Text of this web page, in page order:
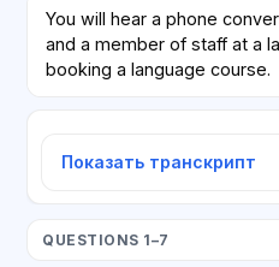
You will hear a phone
and a member of staff at a
booking a language course.
Показать транскрипт
QUESTIONS 1–7